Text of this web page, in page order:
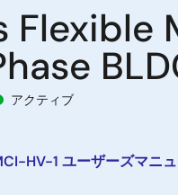
アクティブ
HV-1 ユーザーズマニ